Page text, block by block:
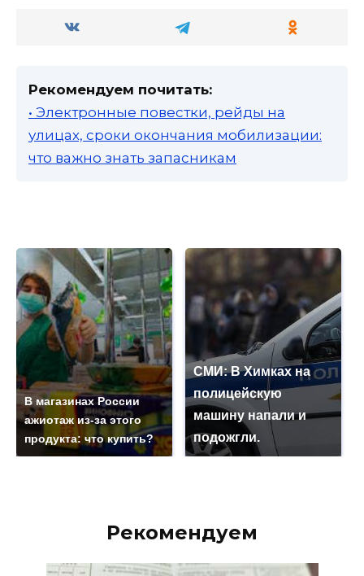
Рекомендуем почитать:
• Электронные повестки, рейды на
улицах, сроки окончания мобилизации:
что важно знать запасникам
В магазинах России
ажиотаж из-за этого
продукта: что купить?
СМИ: В Химках на
полицейскую
машину напали и
подожгли.
Рекомендуем